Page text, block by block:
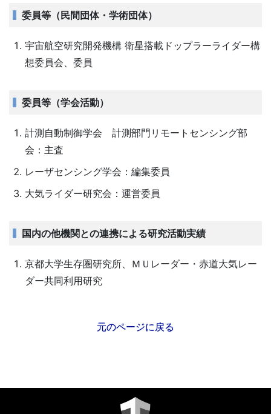
委員等（民間団体・学術団体）
宇宙航空研究開発機構 衛星搭載ドップラーライダー構
想委員会、委員
委員等（学会活動）
計測自動制御学会 計測部門リモートセンシング部
会：主査
レーザセンシング学会：編集委員
大気ライダー研究会：運営委員
国内の他機関との連携による研究活動実績
京都大学生存圏研究所、ＭＵレーダー・赤道大気レー
ダー共同利用研究
元のページに戻る